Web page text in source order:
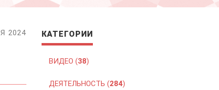
2024 КАТЕГОРИИ
ВИДЕО (38)
ДЕЯТЕЛЬНОСТЬ (284)